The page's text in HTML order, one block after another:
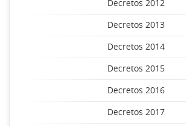
Decretos 2012
Decretos 2013
Decretos 2014
Decretos 2015
Decretos 2016
Decretos 2017